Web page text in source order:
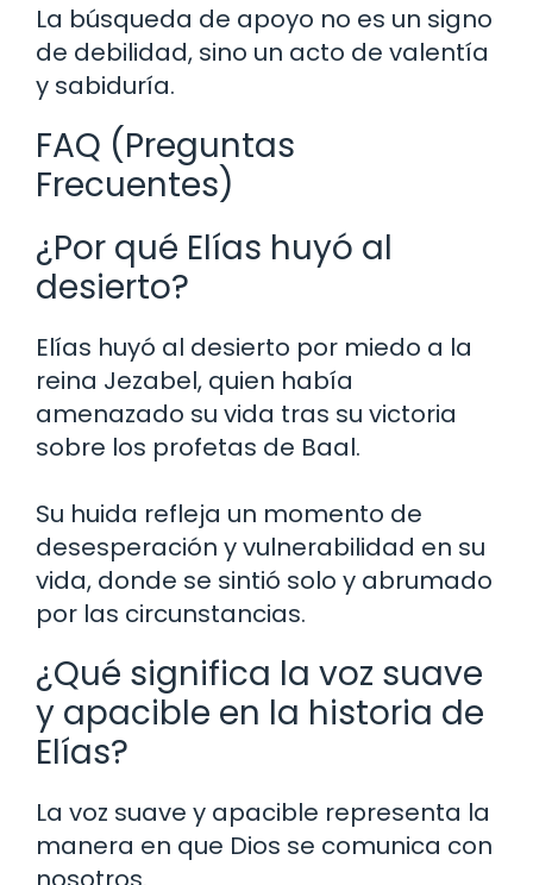
La búsqueda de apoyo no es un signo
de debilidad, sino un acto de valentía
y sabiduría.
FAQ (Preguntas
Frecuentes)
¿Por qué Elías huyó al
desierto?
Elías huyó al desierto por miedo a la
reina Jezabel, quien había
amenazado su vida tras su victoria
sobre los profetas de Baal.
Su huida refleja un momento de
desesperación y vulnerabilidad en su
vida, donde se sintió solo y abrumado
por las circunstancias.
¿Qué significa la voz suave
y apacible en la historia de
Elías?
La voz suave y apacible representa la
manera en que Dios se comunica con